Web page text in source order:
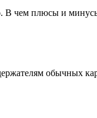
В чем плюсы и
обычных